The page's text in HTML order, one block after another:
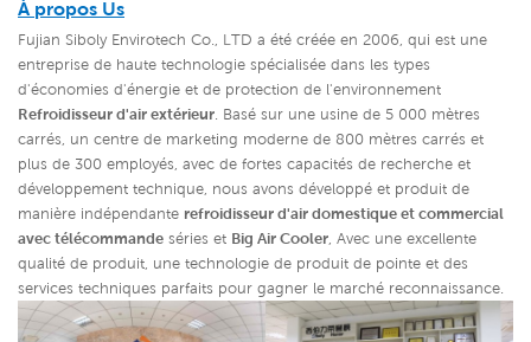
À propos Us
Fujian Siboly Envirotech Co., LTD a été créée en 2006, qui est une
entreprise de haute technologie spécialisée dans les types
d'économies d'énergie et de protection de l'environnement
Refroidisseur d'air extérieur . Basé sur une usine de 5 000 mètres
carrés, un centre de marketing moderne de 800 mètres carrés et
plus de 300 employés, avec de fortes capacités de recherche et
développement technique, nous avons développé et produit de
manière indépendante refroidisseur d'air domestique et commercial
avec télécommande séries et Big Air Cooler Avec une excellente
qualité de produit, une technologie de produit de pointe et des
services techniques parfaits pour gagner le marché reconnaissance.